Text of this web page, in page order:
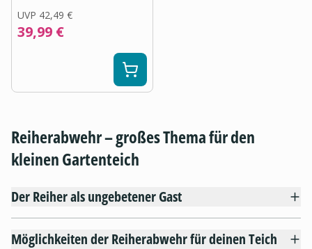
UVP 42,49 €
39,99 €
Reiherabwehr – großes Thema für den
kleinen Gartenteich
Der Reiher als ungebetener Gast
Möglichkeiten der Reiherabwehr für deinen Teich